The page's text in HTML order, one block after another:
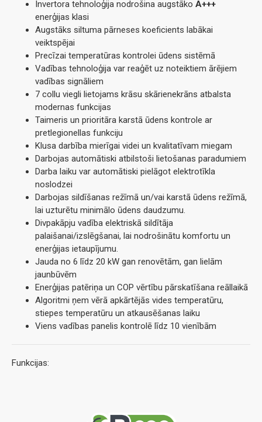
Invertora tehnoloģija nodrošina augstāko A+++
enerģijas klasi
Augstāks siltuma pārneses koeficients labākai
veiktspējai
Precīzai temperatūras kontrolei ūdens sistēmā
Vadības tehnoloģija var reaģēt uz noteiktiem ārējiem
vadības signāliem
7 collu viegli lietojams krāsu skārienekrāns atbalsta
modernas funkcijas
Taimeris un prioritāra karstā ūdens kontrole ar
pretlegionellas funkciju
Klusa darbība mierīgai videi un kvalitatīvam miegam
Darbojas automātiski atbilstoši lietošanas paradumiem
Darba laiku var automātiski pielāgot elektrotīkla
noslodzei
Darbojas sildīšanas režīmā un/vai karstā ūdens režīmā,
lai uzturētu minimālo ūdens daudzumu.
Divpakāpju vadība elektriskā sildītāja
palaišanai/izslēgšanai, lai nodrošinātu komfortu un
enerģijas ietaupījumu.
Jauda no 6 līdz 20 kW gan renovētām, gan lielām
jaunbūvēm
Enerģijas patēriņa un COP vērtību pārskatīšana reāllaikā
Algoritmi ņem vērā apkārtējās vides temperatūru,
stiepes temperatūru un atkausēšanas laiku
Viens vadības panelis kontrolē līdz 10 vienībām
Funkcijas: